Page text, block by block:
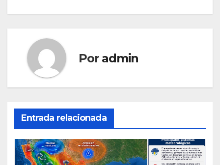
Por admin
Entrada relacionada